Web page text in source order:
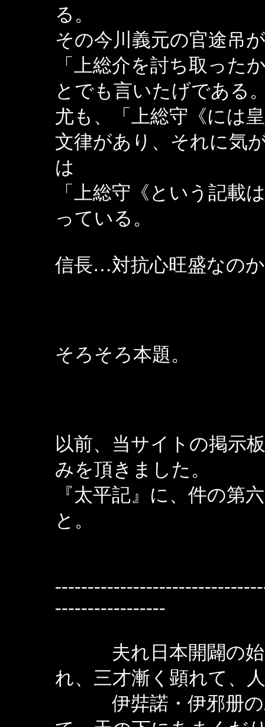
る。
その今川義元の官途吊
「上総介を討ち取っ
とでも言いたげであ
尤も、「上総守《には
文律があり、それに気
は
「上総守《という記載
っている。
信長…対抗心旺盛なの
そろそろ本題。
以前、当サイトの掲示
みを頂きました。
『太平記』に、件の第
と。
-----------------
夫れ日本開闢の始
れ、三才漸く顕れて、
伊弉諾・伊邪册の